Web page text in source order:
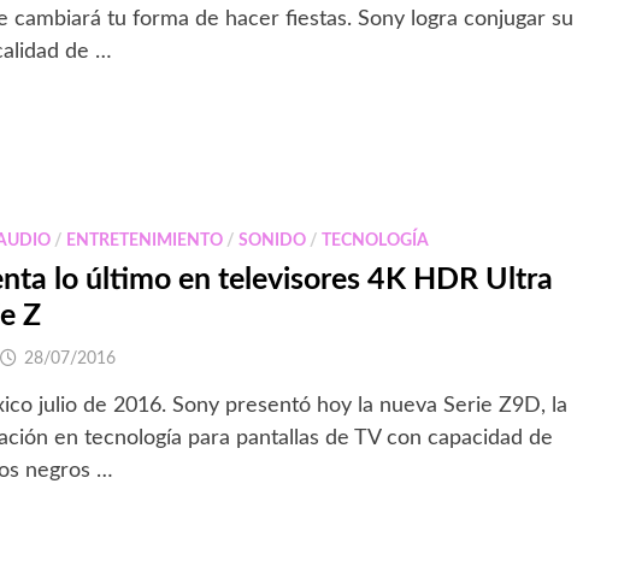
cambiará tu forma de hacer fiestas. Sony logra conjugar su
de …
/ ENTRETENIMIENTO /SONIDO / TECNOLOGÍA
lo último en televisores 4K HDR Ultra
Z
28/07/2016
julio de 2016. Sony presentó hoy la nueva Serie Z9D, la
en tecnología para pantallas de TV con capacidad de
negros …